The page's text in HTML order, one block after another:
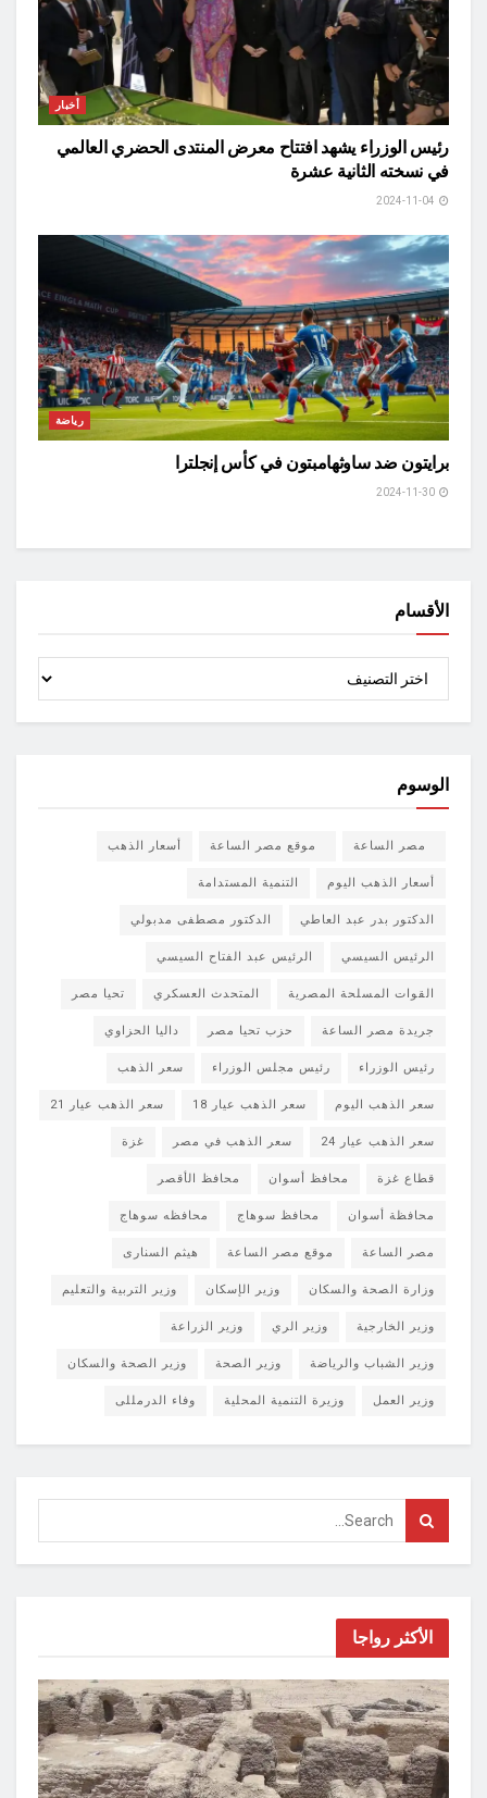
أخبار
رئيس الوزراء يشهد افتتاح معرض المنتدى الحضري العالمي
في نسخته الثانية عشرة
رياضة
برايتون ضد ساوثهامبتون في كأس إنجلترا
الأقسام
الوسوم
مصر الساعة موقع مصر الساعة أسعار الذهب
أسعار الذهب اليوم التنمية المستدامة
الدكتور بدر عبد العاطي الدكتور مصطفى مدبولي
الرئيس السيسي الرئيس عبد الفتاح السيسي
القوات المسلحة المصرية المتحدث العسكري تحيا مصر
جريدة مصر الساعة حزب تحيا مصر داليا الحزاوي
رئيس الوزراء رئيس مجلس الوزراء سعر الذهب
سعر الذهب اليوم سعر الذهب عيار 18 سعر الذهب عيار 21
سعر الذهب عيار 24 سعر الذهب في مصر غزة
قطاع غزة محافظ أسوان محافظ الأقصر
محافظة أسوان محافظ سوهاج محافظه سوهاج
مصر الساعة موقع مصر الساعة هيثم السنارى
وزارة الصحة والسكان وزير الإسكان وزير التربية والتعليم
وزير الخارجية وزير الري وزير الزراعة
وزير الشباب والرياضة وزير الصحة وزير الصحة والسكان
وزير العمل وزيرة التنمية المحلية وفاء الدرمللى
الأكثر رواجا